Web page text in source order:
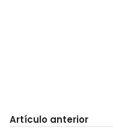
Artículo anterior